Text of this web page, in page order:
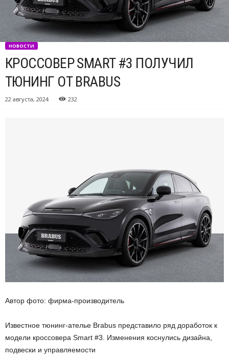
НОВОСТИ
КРОССОВЕР SMART #3 ПОЛУЧИЛ
ТЮНИНГ ОТ BRABUS
22 августа, 2024 232
Автор фото: фирма-производитель
Известное тюнинг-ателье Brabus представило ряд доработок к
модели кроссовера Smart #3. Изменения коснулись дизайна,
подвески и управляемости